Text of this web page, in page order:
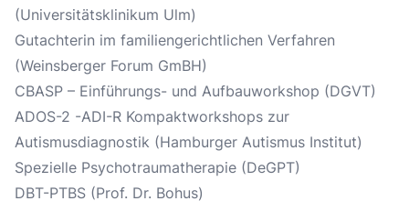
(Universitätsklinikum Ulm)
Gutachterin im familiengerichtlichen Verfahren
(Weinsberger Forum GmBH)
CBASP – Einführungs- und Aufbauworkshop (DGVT)
ADOS-2 -ADI-R Kompaktworkshops zur
Autismusdiagnostik (Hamburger Autismus Institut)
Spezielle Psychotraumatherapie (DeGPT)
DBT-PTBS (Prof. Dr. Bohus)